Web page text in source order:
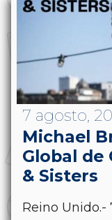
7 agosto,
Michael
Global de
& Sisters
Reino Unido.-